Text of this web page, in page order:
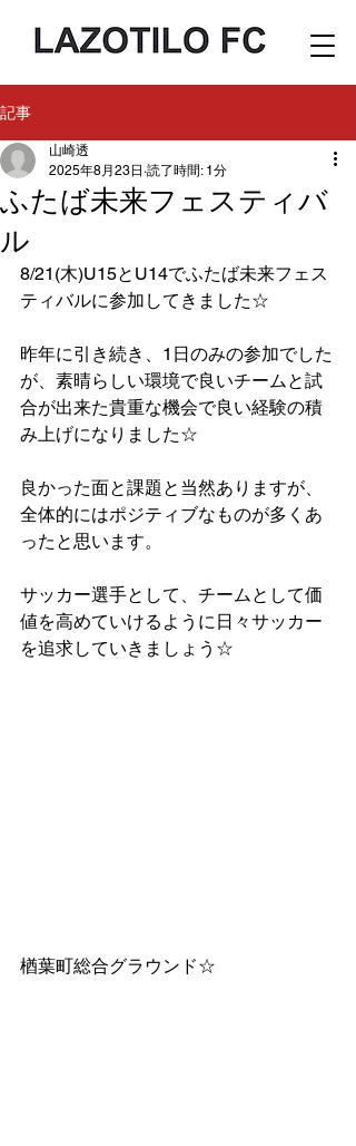
記事
ふたば未来フェスティバ
ル
山崎透
2025年8月23日 読了時間: 1分
8/21(木)U15とU14でふたば未来フェス
ティバルに参加してきました☆
昨年に引き続き、1日のみの参加でした
が、素晴らしい環境で良いチームと試
合が出来た貴重な機会で良い経験の積
み上げになりました☆
良かった面と課題と当然ありますが、
全体的にはポジティブなものが多くあ
ったと思います。
サッカー選手として、チームとして価
値を高めていけるように日々サッカー
を追求していきましょう☆
楢葉町総合グラウンド☆